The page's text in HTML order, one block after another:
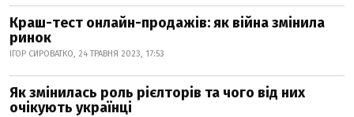
Краш-тест онлайн-продажів: як війна змінила
ринок
ІГОР СИРОВАТКО, 24 ТРАВНЯ 2023, 17:53
Як змінилась роль рієлторів та чого від них
очікують українці